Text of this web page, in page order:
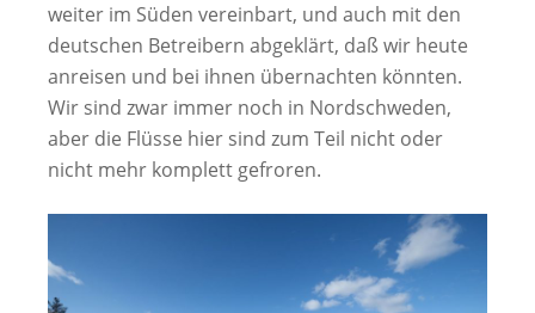
weiter im Süden vereinbart, und auch mit den
deutschen Betreibern abgeklärt, daß wir heute
anreisen und bei ihnen übernachten könnten.
Wir sind zwar immer noch in Nordschweden,
aber die Flüsse hier sind zum Teil nicht oder
nicht mehr komplett gefroren.